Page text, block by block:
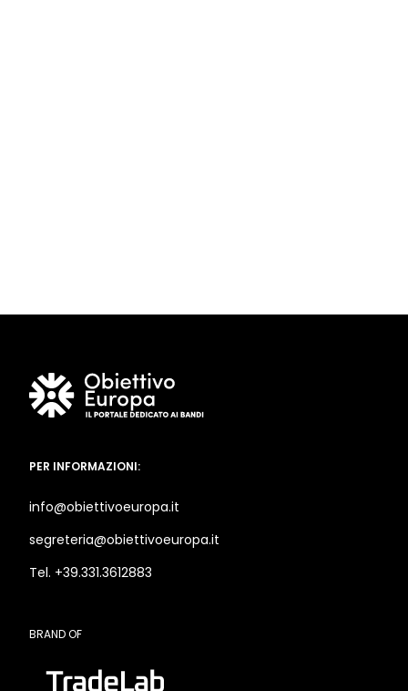
PER INFORMAZIONI:
info@obiettivoeuropa.it
segreteria@obiettivoeuropa.it
Tel. +39.331.3612883
BRAND OF